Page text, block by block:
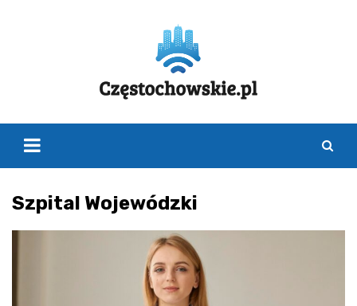
Szpital Wojewódzki